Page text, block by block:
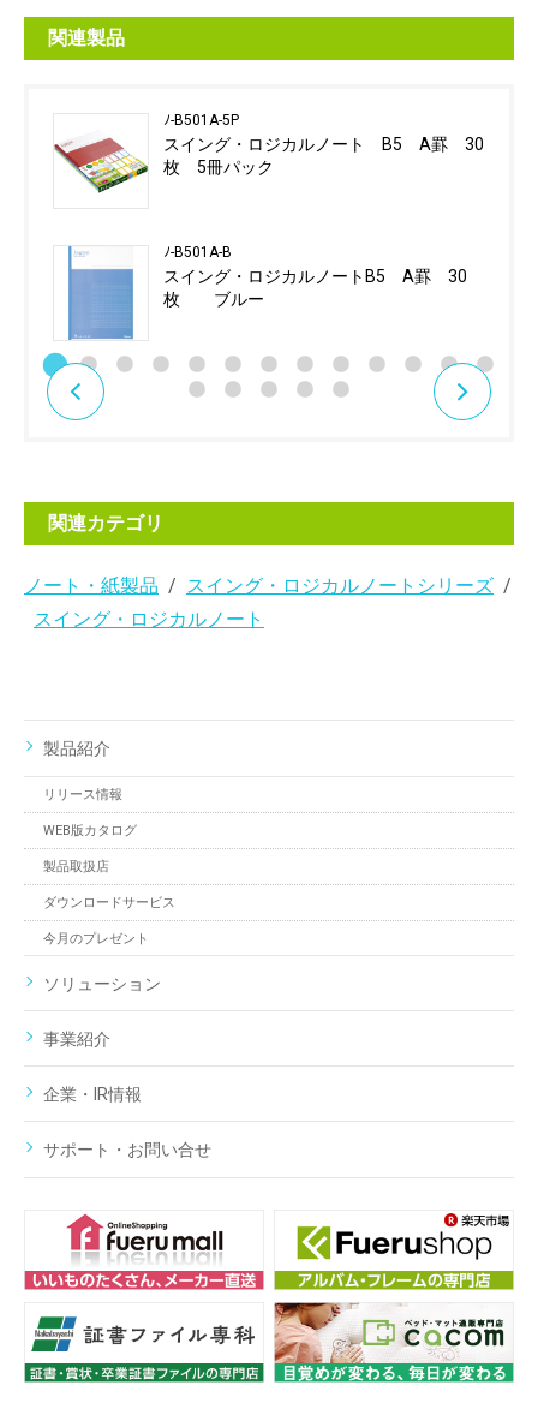
関連製品
ﾉ-B501A-5P
スイング・ロジカルノート B5 A罫 30
枚 5冊パック
ﾉ-B501A-B
スイング・ロジカルノートB5 A罫 30
枚 ブルー
関連カテゴリ
ノート・紙製品
スイング・ロジカルノートシリーズ
スイング・ロジカルノート
製品紹介
リリース情報
WEB版カタログ
製品取扱店
ダウンロードサービス
今月のプレゼント
ソリューション
事業紹介
企業・IR情報
サポート・お問い合せ